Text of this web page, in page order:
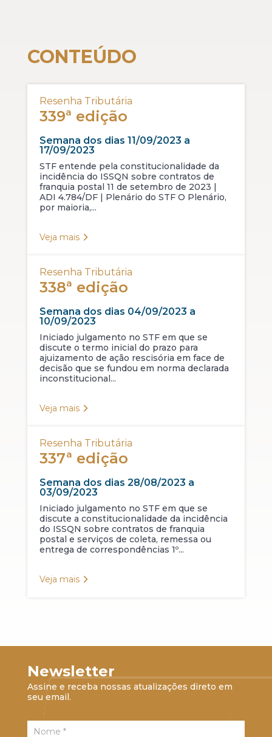
CONTEÚDO
Resenha Tributária
339ª edição
Semana dos dias 11/09/2023 a
17/09/2023
STF entende pela constitucionalidade da
incidência do ISSQN sobre contratos de
franquia postal 11 de setembro de 2023 |
ADI 4.784/DF | Plenário do STF O Plenário,
por maioria,...
Veja mais
Resenha Tributária
338ª edição
Semana dos dias 04/09/2023 a
10/09/2023
Iniciado julgamento no STF em que se
discute o termo inicial do prazo para
ajuizamento de ação rescisória em face de
decisão que se fundou em norma declarada
inconstitucional...
Veja mais
Resenha Tributária
337ª edição
Semana dos dias 28/08/2023 a
03/09/2023
Iniciado julgamento no STF em que se
discute a constitucionalidade da incidência
do ISSQN sobre contratos de franquia
postal e serviços de coleta, remessa ou
entrega de correspondências 1º...
Veja mais
Newsletter
Assine e receba nossas atualizações direto em
seu email.